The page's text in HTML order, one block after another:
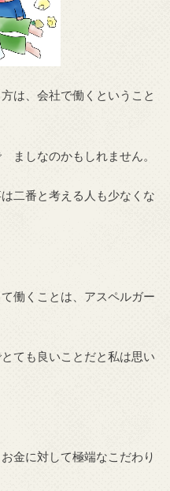
は、会社で働くということ
ましなのかもしれません。
二番と考える人も少なくな
働くことは、アスペルガー
ても良いことだと私は思い
金に対して極端なこだわり